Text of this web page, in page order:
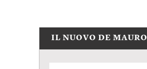
IL NUOVO DE MAURO